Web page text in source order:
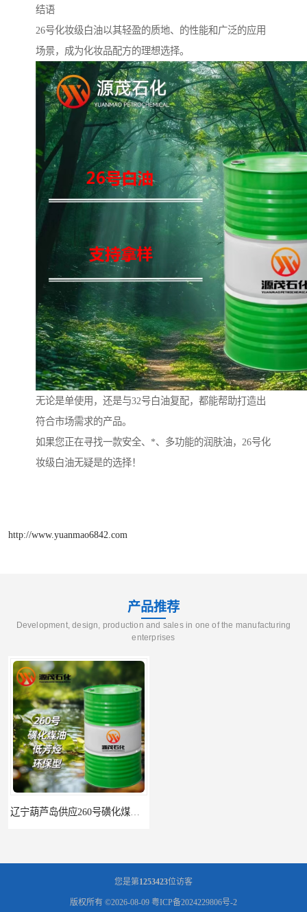
结语
26号化妆级白油以其轻盈的质地、的性能和广泛的应用
场景，成为化妆品配方的理想选择。
无论是单使用，还是与32号白油复配，都能帮助打造出
符合市场需求的产品。
如果您正在寻找一款安全、*、多功能的润肤油，26号化
妆级白油无疑是的选择！
http://www.yuanmao6842.com
产品推荐
Development, design, production and sales in one of the manufacturing
enterprises
您是第1253423位访客
版权所有 ©2026-08-09 粤ICP备2024229806号-2